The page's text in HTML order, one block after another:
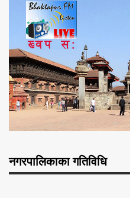
नगरपालिकाका गतिविधि